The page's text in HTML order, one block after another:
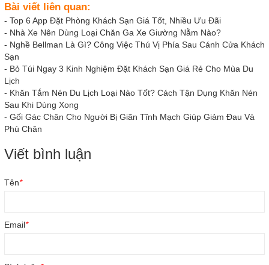
Bài viết liên quan:
- Top 6 App Đặt Phòng Khách Sạn Giá Tốt, Nhiều Ưu Đãi
- Nhà Xe Nên Dùng Loại Chăn Ga Xe Giường Nằm Nào?
- Nghề Bellman Là Gì? Công Việc Thú Vị Phía Sau Cánh Cửa Khách
Sạn
- Bỏ Túi Ngay 3 Kinh Nghiệm Đặt Khách Sạn Giá Rẻ Cho Mùa Du
Lịch
- Khăn Tắm Nén Du Lịch Loại Nào Tốt? Cách Tận Dụng Khăn Nén
Sau Khi Dùng Xong
- Gối Gác Chân Cho Người Bị Giãn Tĩnh Mạch Giúp Giảm Đau Và
Phù Chân
Viết bình luận
Tên*
Email*